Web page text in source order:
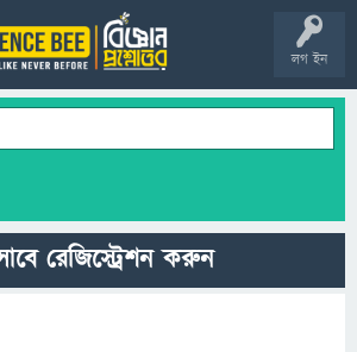
লগ ইন
রেজিস্ট্রেশন করুন